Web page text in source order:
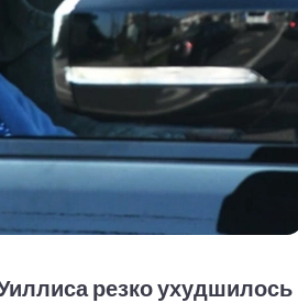
резко ухудшилось